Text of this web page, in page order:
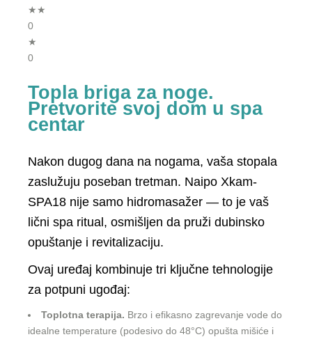
★★
0
★
0
Topla briga za noge.
Pretvorite svoj dom u spa
centar
Nakon dugog dana na nogama, vaša stopala
zaslužuju poseban tretman. Naipo Xkam-
SPA18 nije samo hidromasažer — to je vaš
lični spa ritual, osmišljen da pruži dubinsko
opuštanje i revitalizaciju.
Ovaj uređaj kombinuje tri ključne tehnologije
za potpuni ugođaj:
Toplotna terapija. Brzo i efikasno zagrevanje vode do
idealne temperature (podesivo do 48°C) opušta mišiće i